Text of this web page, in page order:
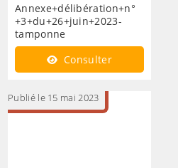
Annexe+délibération+n°
+3+du+26+juin+2023-
tamponne
Consulter
Publié le 15 mai 2023